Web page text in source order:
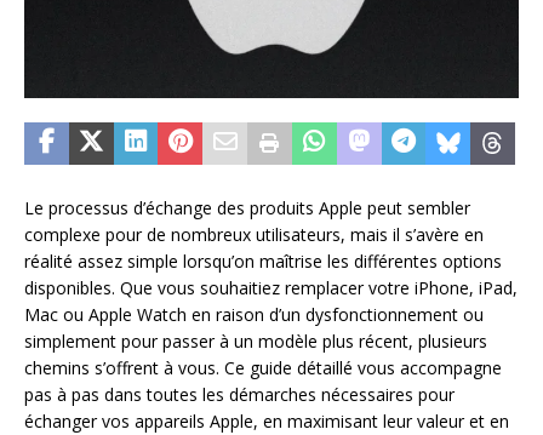
Le processus d’échange des produits Apple peut sembler
complexe pour de nombreux utilisateurs, mais il s’avère en
réalité assez simple lorsqu’on maîtrise les différentes options
disponibles. Que vous souhaitiez remplacer votre iPhone, iPad,
Mac ou Apple Watch en raison d’un dysfonctionnement ou
simplement pour passer à un modèle plus récent, plusieurs
chemins s’offrent à vous. Ce guide détaillé vous accompagne
pas à pas dans toutes les démarches nécessaires pour
échanger vos appareils Apple, en maximisant leur valeur et en